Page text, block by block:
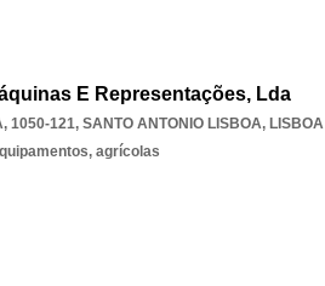
E Representações, Lda
1050-121, SANTO ANTONIO LISBOA, LISBOA
agrícolas